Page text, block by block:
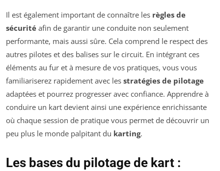
Il est également important de connaître les règles de
sécurité afin de garantir une conduite non seulement
performante, mais aussi sûre. Cela comprend le respect des
autres pilotes et des balises sur le circuit. En intégrant ces
éléments au fur et à mesure de vos pratiques, vous vous
familiariserez rapidement avec les stratégies de pilotage
adaptées et pourrez progresser avec confiance. Apprendre à
conduire un kart devient ainsi une expérience enrichissante
où chaque session de pratique vous permet de découvrir un
peu plus le monde palpitant du karting.
Les bases du pilotage de kart :